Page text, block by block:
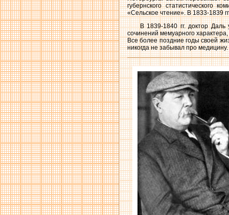
губернского статистического
«Сельское чтение». В 1833-1839
В 1839-1840 гг. доктор
сочинений мемуарного
Все более поздние годы своей
никогда не забывал про медицину.